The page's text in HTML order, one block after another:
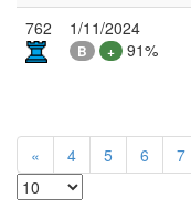
762 1/11/2024
B + 91%
« 4 5 6 7